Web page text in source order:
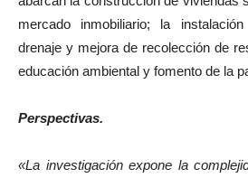
mercado inmobiliario; la
drenaje y mejora de recolección de
educación ambiental y fomento de la
Perspectivas.
«La investigación expone la